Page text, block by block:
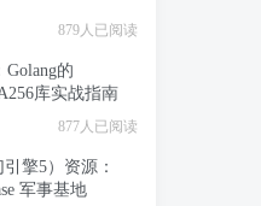
879人已阅读
的
库实战指南
877人已阅读
擎5）资源：
军事基地